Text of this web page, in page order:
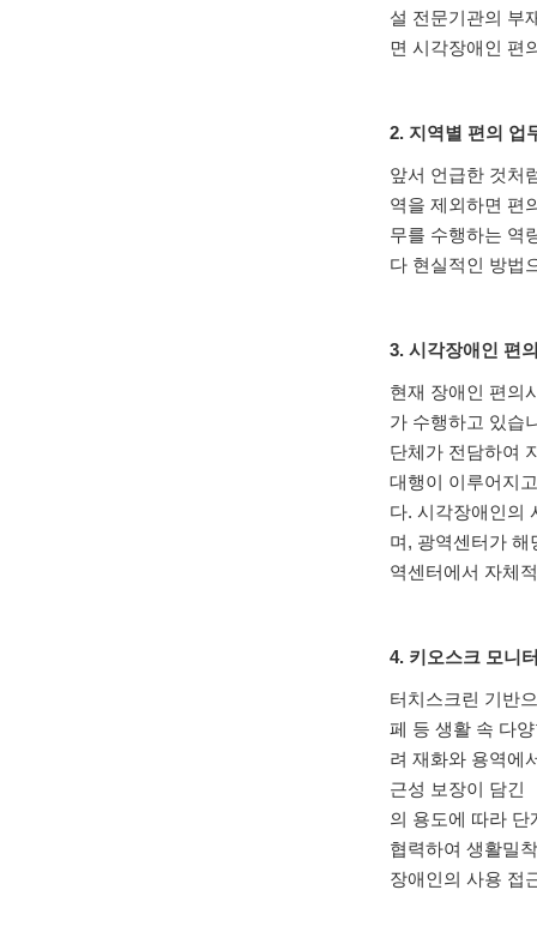
설 전문기관의 부
면 시각장애인 편
2. 지역별 편의 업
앞서 언급한 것처
역을 제외하면 편
무를 수행하는 역
다 현실적인 방법
3. 시각장애인 편
현재 장애인 편의
가 수행하고 있습
단체가 전담하여
대행이 이루어지
다. 시각장애인의
며 , 광역센터가 해
역센터에서 자체
4. 키오스크 모니
터치스크린 기반
페 등 생활 속 다
려 재화와 용역에
근성 보장이 담긴
의 용도에 따라
협력하여 생활밀
장애인의 사용 접